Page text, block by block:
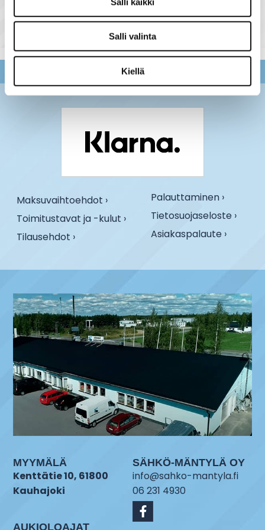
Salli valinta
Kiellä
Maksuvaihtoehdot ›
Toimitustavat ja -kulut ›
Tilausehdot ›
Palauttaminen ›
Tietosuojaseloste ›
Asiakaspalaute ›
MYYMÄLÄ
Kenttätie 10, 61800
Kauhajoki
AUKIOLOAJAT
SÄHKÖ-MÄNTYLÄ OY
info@sahko-mantyla.fi
06 231 4930